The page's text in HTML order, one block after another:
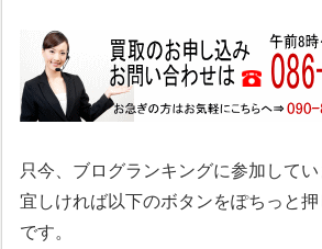
只今、ブログランキングに参加してい
宜しければ以下のボタンをぽちっと
です。